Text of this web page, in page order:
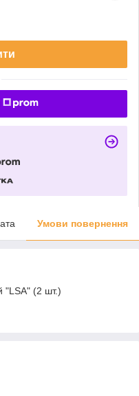
Умови повернення
"LSA" (2 шт.)